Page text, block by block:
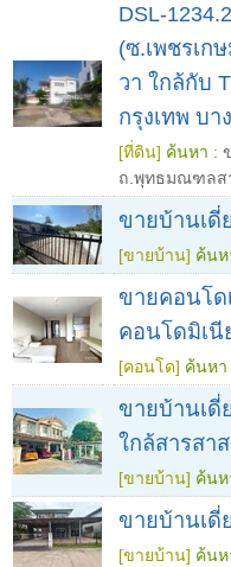
DSL-
(ซ.เพชรเก
วา ใกล้กับ
กรุงเทพ บา
[ที่ดิน] ค้นหา :
ถ.พุทธมณฑลส
ขายบ้านเดี่
[ขายบ้าน] ค้นห
ขายคอนโด
คอนโดมิเนี
[คอนโด] ค้นหา
ขายบ้านเ
ใกล้สารสา
[ขายบ้าน] ค้นห
ขายบ้านเดี่
[ขายบ้าน] ค้นห